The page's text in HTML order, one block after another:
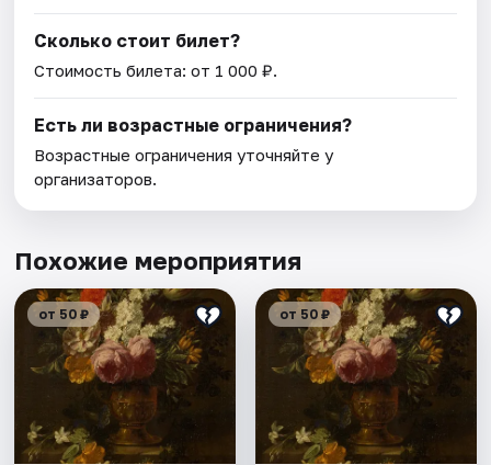
Сколько стоит билет?
Стоимость билета: от 1 000 ₽.
Есть ли возрастные ограничения?
Возрастные ограничения уточняйте у
организаторов.
Похожие мероприятия
от 50 ₽ от 50 ₽